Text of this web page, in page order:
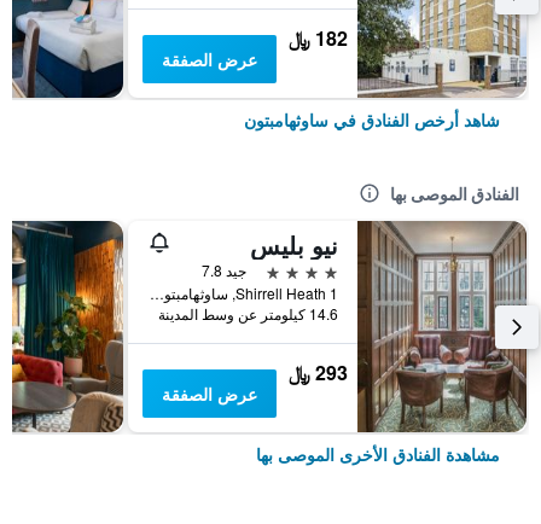
182 ﷼
عرض الصفقة
شاهد أرخص الفنادق في ساوثهامبتون
الفنادق الموصى بها
نيو بليس
4 نجوم
جيد 7.8
Shirrell Heath 1, ساوثهامبتون, المملكة المتحدة
14.6 كيلومتر عن وسط المدينة
293 ﷼
عرض الصفقة
مشاهدة الفنادق الأخرى الموصى بها